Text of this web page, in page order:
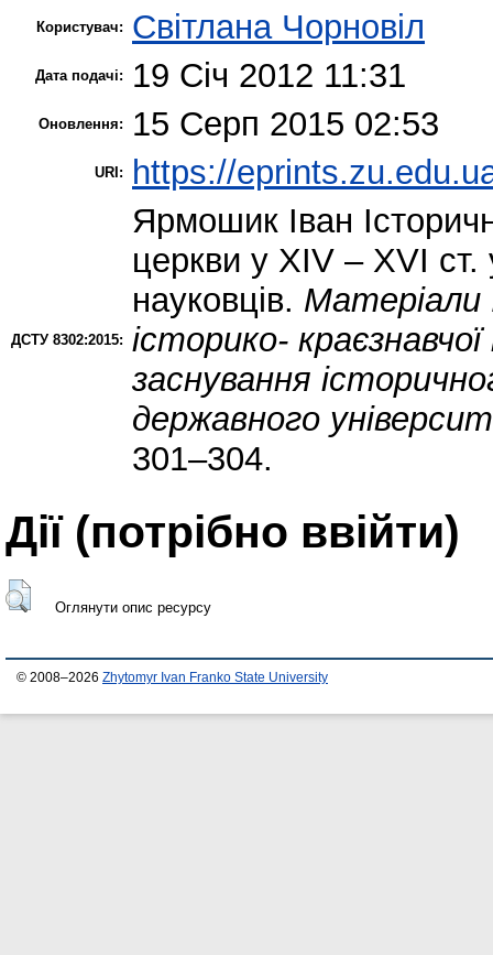
Користувач: Світлана Чорновіл
Дата подачі: 19 Січ 2012 11:31
Оновлення: 15 Серп 2015 02:53
URI: https://
ДСТУ 8302:2015:
Ярмошик Іван
церкви у ХІV – XVI
науковців. Матеріали
історико-
заснування
державного
301–304.
Дії ​​(потрібно ввійти)
Оглянути опис ресурсу
© 2008–2026 Zhytomyr Ivan Franko State University